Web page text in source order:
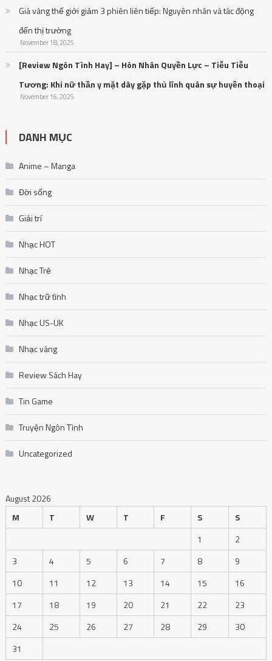
Giá vàng thế giới giảm 3 phiên liên tiếp: Nguyên nhân và tác động
đến thị trường
November 18, 2025
[Review Ngôn Tình Hay] – Hôn Nhân Quyền Lực – Tiễu Tiễu
Tương: Khi nữ thần y mặt dày gặp thủ lĩnh quân sự huyền thoại
November 16, 2025
DANH MỤC
Anime – Manga
Đời sống
Giải trí
Nhạc HOT
Nhạc Trẻ
Nhạc trữ tình
Nhạc US-UK
Nhạc vàng
Review Sách Hay
Tin Game
Truyện Ngôn Tình
Uncategorized
August 2026
M
T W T F S
S
1
2
3
4 5 6 7 8
9
10
11 12 13 14 15
16
17
18 19 20 21 22
23
24
25 26 27 28 29
30
31